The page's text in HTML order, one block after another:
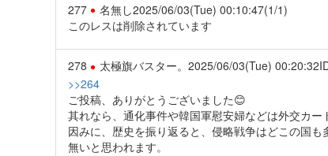
277 名無し2025/06/03(Tue) 00:10:47(1/1)
このレスは削除されています
278 太極旗バスター。 2025/06/03(Tue) 00:20:32
>>264
ご投稿、ありがとうございました😊
其れなら、通化事件や韓国軍慰安婦などは外交カー
因みに、歴史を振り返ると、侵略戦争はどこの国
無いと思われます。